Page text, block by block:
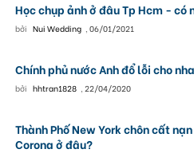
Học chụp ảnh ở đâu Tp Hcm - có
bởi Nui Wedding , 06/01/2021
Chính phủ nước Anh đổ lỗi cho
bởi hhtran1828 , 22/04/2020
Thành Phố New York chôn cất
Corona ở đâu?